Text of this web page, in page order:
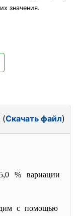
значения.
(Скачать файл)
% вариации
с помощью